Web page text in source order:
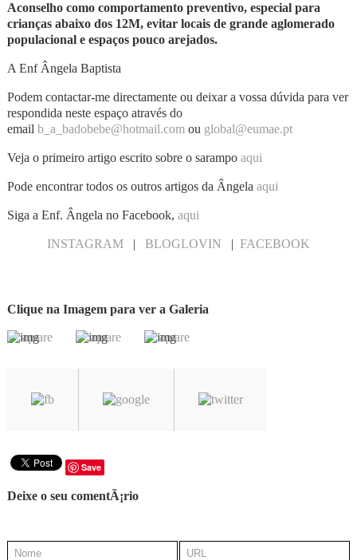
Aconselho como comportamento preventivo, especial para
crianças abaixo dos 12M, evitar locais de grande aglomerado
populacional e espaços pouco arejados.
A Enf Ângela Baptista
Podem contactar-me directamente ou deixar a vossa dúvida para ver
respondida neste espaço através do
email b_a_badobebe@hotmail.comou global@eumae.pt
Veja o primeiro artigo escrito sobre o sarampoaqui
Pode encontrar todos os outros artigos da Ângela aqui
Siga a Enf. Ângela no Facebook, aqui
INSTAGRAM| BLOGLOVIN | FACEBOOK
Clique na Imagem para ver a Galeria
Save
Deixe o seu comentÃ¡rio